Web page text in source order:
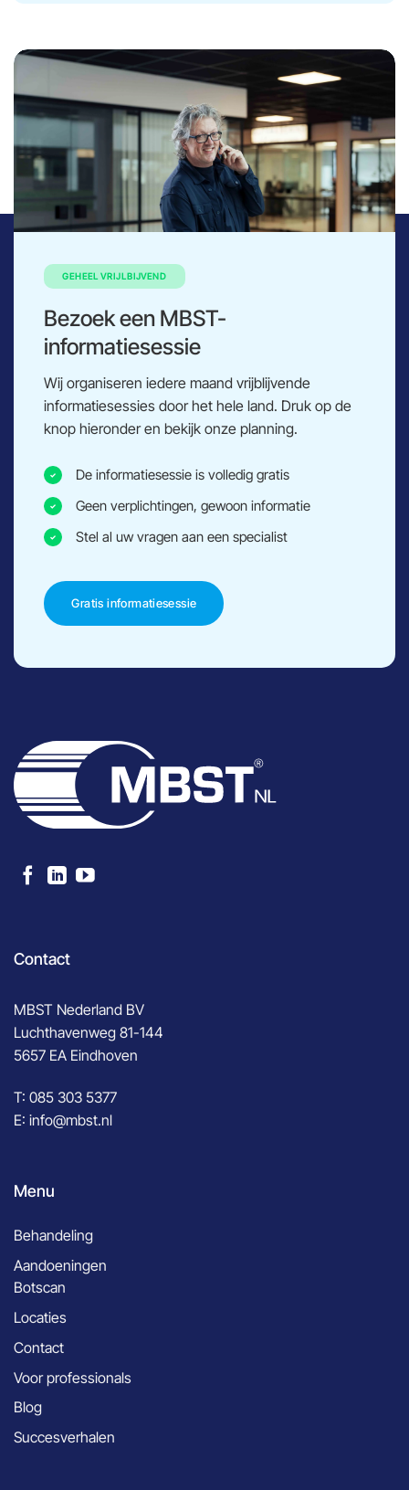
GEHEEL VRIJLBIJVEND
Bezoek een MBST-
informatiesessie
Wij organiseren iedere maand vrijblijvende
informatiesessies door het hele land. Druk op de
knop hieronder en bekijk onze planning.
De informatiesessie is volledig gratis
Geen verplichtingen, gewoon informatie
Stel al uw vragen aan een specialist
Gratis informatiesessie
Contact
MBST Nederland BV
Luchthavenweg 81-144
5657 EA Eindhoven
T: 085 303 5377
E: info@mbst.nl
Menu
Behandeling
Aandoeningen
Botscan
Locaties
Contact
Voor professionals
Blog
Succesverhalen